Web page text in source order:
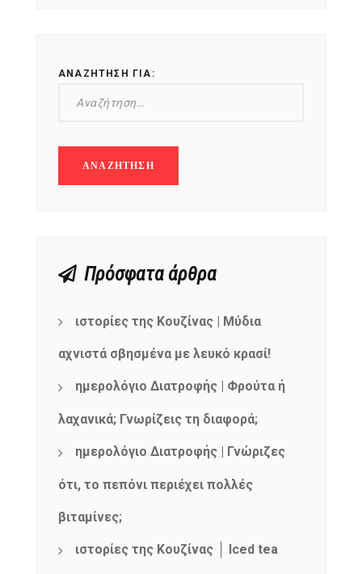
ΑΝΑΖΉΤΗΣΗ ΓΙΑ:
Πρόσφατα άρθρα
ιστορίες της Κουζίνας | Μύδια
αχνιστά σβησμένα με λευκό κρασί!
ημερολόγιο Διατροφής | Φρούτα ή
λαχανικά; Γνωρίζεις τη διαφορά;
ημερολόγιο Διατροφής | Γνώριζες
ότι, το πεπόνι περιέχει πολλές
βιταμίνες;
ιστορίες της Κουζίνας │ Iced tea